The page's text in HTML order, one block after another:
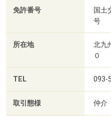
免許番号
国土
号
所在地
北九
０
TEL 093-
取引態様 仲介